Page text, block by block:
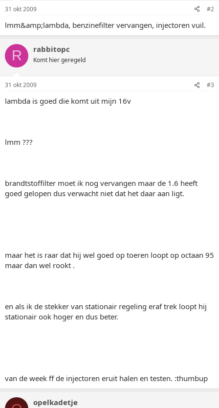
31 okt 2009 #2
lmm&amp;lambda, benzinefilter vervangen, injectoren vuil.
R rabbitopc
Komt hier geregeld
31 okt 2009 #3
lambda is goed die komt uit mijn 16v
lmm ???
brandtstoffilter moet ik nog vervangen maar de 1.6 heeft
goed gelopen dus verwacht niet dat het daar aan ligt.
maar het is raar dat hij wel goed op toeren loopt op octaan 95
maar dan wel rookt .
en als ik de stekker van stationair regeling eraf trek loopt hij
stationair ook hoger en dus beter.
van de week ff de injectoren eruit halen en testen. :thumbup
opelkadetje